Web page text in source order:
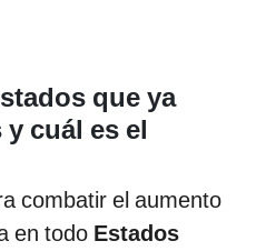
que ya
cuál es el
combatir el aumento
en todo Estados